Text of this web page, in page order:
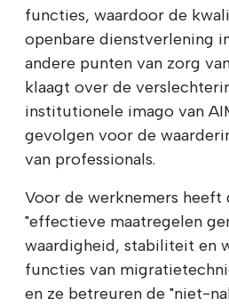
functies, waardoor de
openbare dienstverlening
andere punten van zorg
klaagt over de
institutionele imago van
gevolgen voor de
van professionals.
Voor de werknemers heeft
"effectieve maatregelen
waardigheid, stabiliteit en
functies van
en ze betreuren de "niet-